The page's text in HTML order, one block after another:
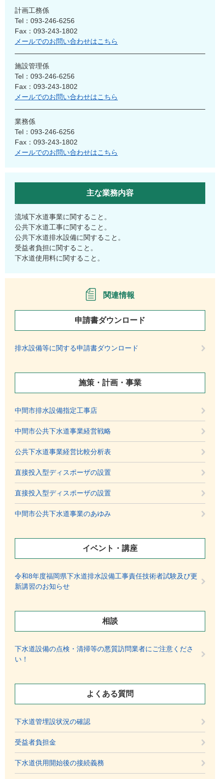
計画工務係
Tel：093-246-6256
Fax：093-243-1802
メールでのお問い合わせはこちら
施設管理係
Tel：093-246-6256
Fax：093-243-1802
メールでのお問い合わせはこちら
業務係
Tel：093-246-6256
Fax：093-243-1802
メールでのお問い合わせはこちら
主な業務内容
流域下水道事業に関すること。
公共下水道工事に関すること。
公共下水道排水設備に関すること。
受益者負担に関すること。
下水道使用料に関すること。
関連情報
申請書ダウンロード
排水設備等に関する申請書ダウンロード
施策・計画・事業
中間市排水設備指定工事店
中間市公共下水道事業経営戦略
公共下水道事業経営比較分析表
直接投入型ディスポーザの設置
直接投入型ディスポーザの設置
中間市公共下水道事業のあゆみ
イベント・講座
令和8年度福岡県下水道排水設備工事責任技術者試験及び更
新講習のお知らせ
相談
下水道設備の点検・清掃等の悪質訪問業者にご注意くださ
い！
よくある質問
下水道管埋設状況の確認
受益者負担金
下水道供用開始後の接続義務